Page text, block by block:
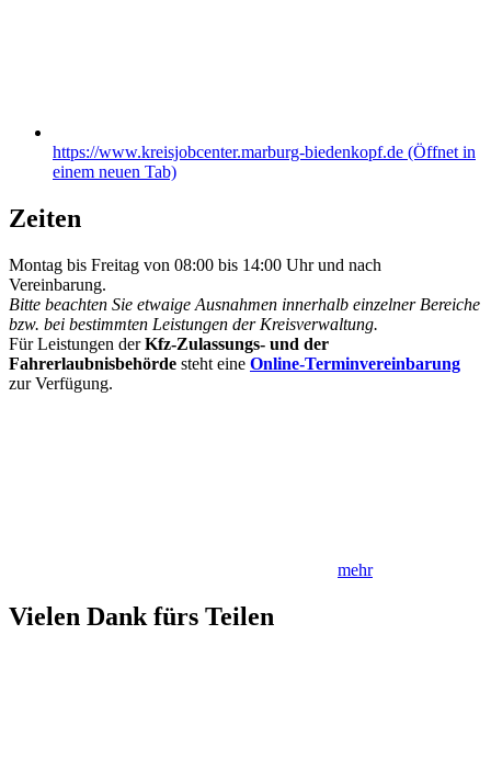
https://www.kreisjobcenter.marburg-biedenkopf.de (Öffnet in
einem neuen Tab)
Zeiten
Montag bis Freitag von 08:00 bis 14:00 Uhr und nach
Vereinbarung.
Bitte beachten Sie etwaige Ausnahmen innerhalb einzelner Bereiche
bzw. bei bestimmten Leistungen der Kreisverwaltung.
Für Leistungen derKfz-Zulassungs- und der
Fahrerlaubnisbehörde steht eine Online-Terminvereinbarung
zur Verfügung.
mehr
Vielen Dank fürs Teilen